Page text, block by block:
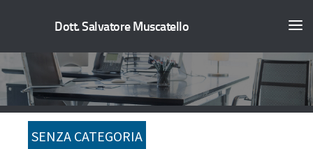
Dott. Salvatore Muscatello
SENZA CATEGORIA